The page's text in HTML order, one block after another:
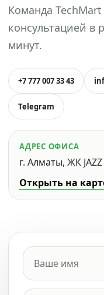
Команда
консультацией в
минут.
+7 777 007 33 43
Telegram
АДРЕС ОФИСА
г. Алматы, ЖК
Открыть на